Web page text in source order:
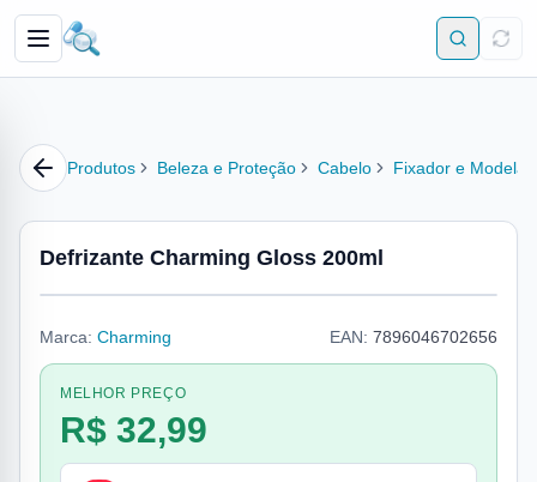
Produtos Beleza e Proteção Cabelo Fixador e
Defrizante Charming Gloss 200ml
Marca: Charming EAN: 7896046702656
MELHOR PREÇO
R$ 32,99